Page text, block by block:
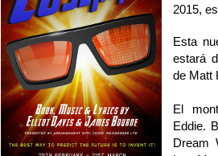
2015,
Esta
estará
de Matt
El
Eddie.
Dream